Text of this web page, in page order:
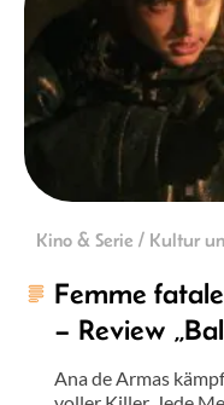
Kino & Serie / Kultur
Femme
– Review
Ana de Armas